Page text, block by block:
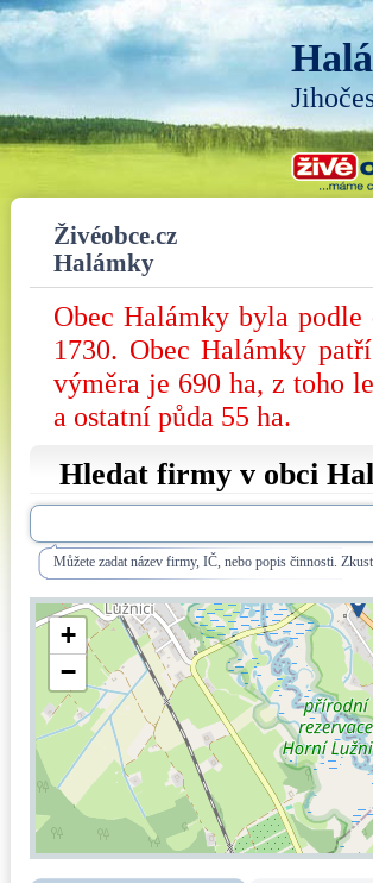
Živéobce.cz
Halámky
Obec Halámky byla
1730. Obec Halámky
výměra je 690 ha, z toho
a ostatní půda 55 ha.
Hledat firmy v obci
Můžete zadat název firmy, IČ, nebo popis činnosti.
+
−